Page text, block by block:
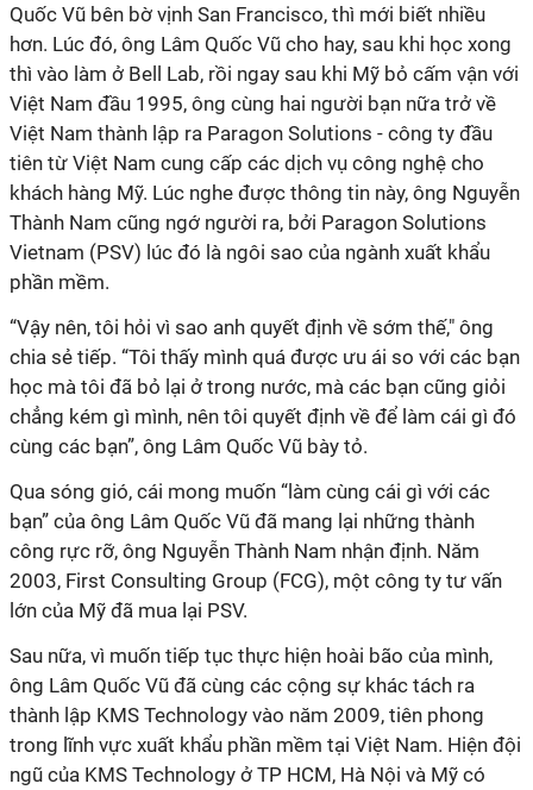
Quốc Vũ bên bờ vịnh San Francisco, thì mới biết nhiều
hơn. Lúc đó, ông Lâm Quốc Vũ cho hay, sau khi học xong
thì vào làm ở Bell Lab, rồi ngay sau khi Mỹ bỏ cấm vận với
Việt Nam đầu 1995, ông cùng hai người bạn nữa trở về
Việt Nam thành lập ra Paragon Solutions - công ty đầu
tiên từ Việt Nam cung cấp các dịch vụ công nghệ cho
khách hàng Mỹ. Lúc nghe được thông tin này, ông Nguyễn
Thành Nam cũng ngớ người ra, bởi Paragon Solutions
Vietnam (PSV) lúc đó là ngôi sao của ngành xuất khẩu
phần mềm.
“Vậy nên, tôi hỏi vì sao anh quyết định về sớm thế," ông
chia sẻ tiếp. “Tôi thấy mình quá được ưu ái so với các bạn
học mà tôi đã bỏ lại ở trong nước, mà các bạn cũng giỏi
chẳng kém gì mình, nên tôi quyết định về để làm cái gì đó
cùng các bạn”, ông Lâm Quốc Vũ bày tỏ.
Qua sóng gió, cái mong muốn “làm cùng cái gì với các
bạn” của ông Lâm Quốc Vũ đã mang lại những thành
công rực rỡ, ông Nguyễn Thành Nam nhận định. Năm
2003, First Consulting Group (FCG), một công ty tư vấn
lớn của Mỹ đã mua lại PSV.
Sau nữa, vì muốn tiếp tục thực hiện hoài bão của mình,
ông Lâm Quốc Vũ đã cùng các cộng sự khác tách ra
thành lập KMS Technology vào năm 2009, tiên phong
trong lĩnh vực xuất khẩu phần mềm tại Việt Nam. Hiện đội
ngũ của KMS Technology ở TP HCM, Hà Nội và Mỹ có